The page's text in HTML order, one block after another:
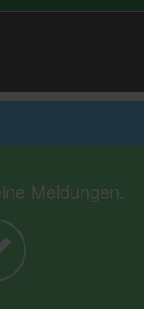
Meldungen.